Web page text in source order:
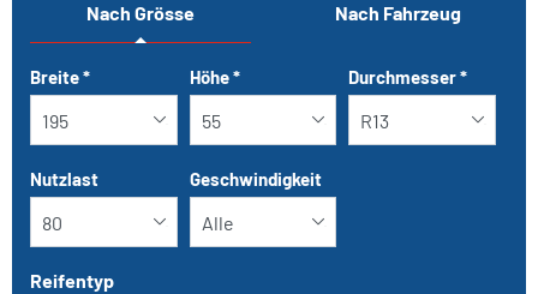
Nach Grösse Nach Fahrzeug
Tab updated: Nach Grösse
Breite* Höhe* Durchmesser*
Nutzlast Geschwindigkeit
Reifentyp